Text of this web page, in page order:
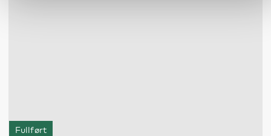
Fullført